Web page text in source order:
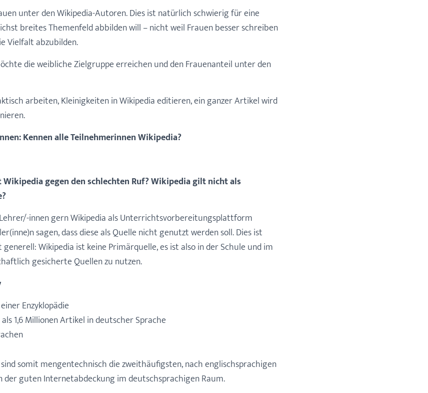
unter den Wikipedia-Autoren. Dies ist natürlich schwierig für eine
breites Themenfeld abbilden will – nicht weil Frauen besser schreiben
Vielfalt abzubilden.
die weibliche Zielgruppe erreichen und den Frauenanteil unter den
arbeiten, Kleinigkeiten in Wikipedia editieren, ein ganzer Artikel wird
Kennen alle Teilnehmerinnen Wikipedia?
gegen den schlechten Ruf? Wikipedia gilt nicht als
innen gern Wikipedia als Unterrichtsvorbereitungsplattform
sagen, dass diese als Quelle nicht genutzt werden soll. Dies ist
Wikipedia ist keine Primärquelle, es ist also in der Schule und im
gesicherte Quellen zu nutzen.
Enzyklopädie
1,6 Millionen Artikel in deutscher Sprache
somit mengentechnisch die zweithäufigsten, nach englischsprachigen
der guten Internetabdeckung im deutschsprachigen Raum.